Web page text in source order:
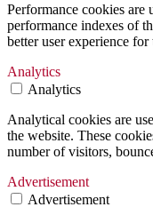
Performance cookies are
performance indexes of
better user experience for
Analytics
Analytics
Analytical cookies are
the website. These
number of visitors,
Advertisement
Advertisement